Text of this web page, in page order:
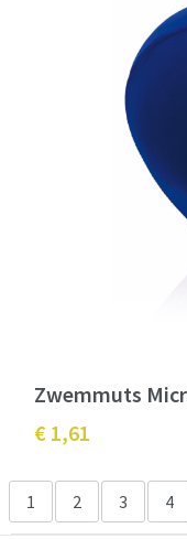
Zwemmuts
€ 1,61
1 2 3 4